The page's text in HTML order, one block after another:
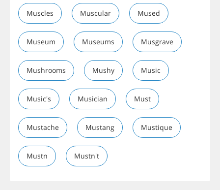
Muscles Muscular Mused
Museum Museums Musgrave
Mushrooms Mushy Music
Music's Musician Must
Mustache Mustang Mustique
Mustn Mustn't